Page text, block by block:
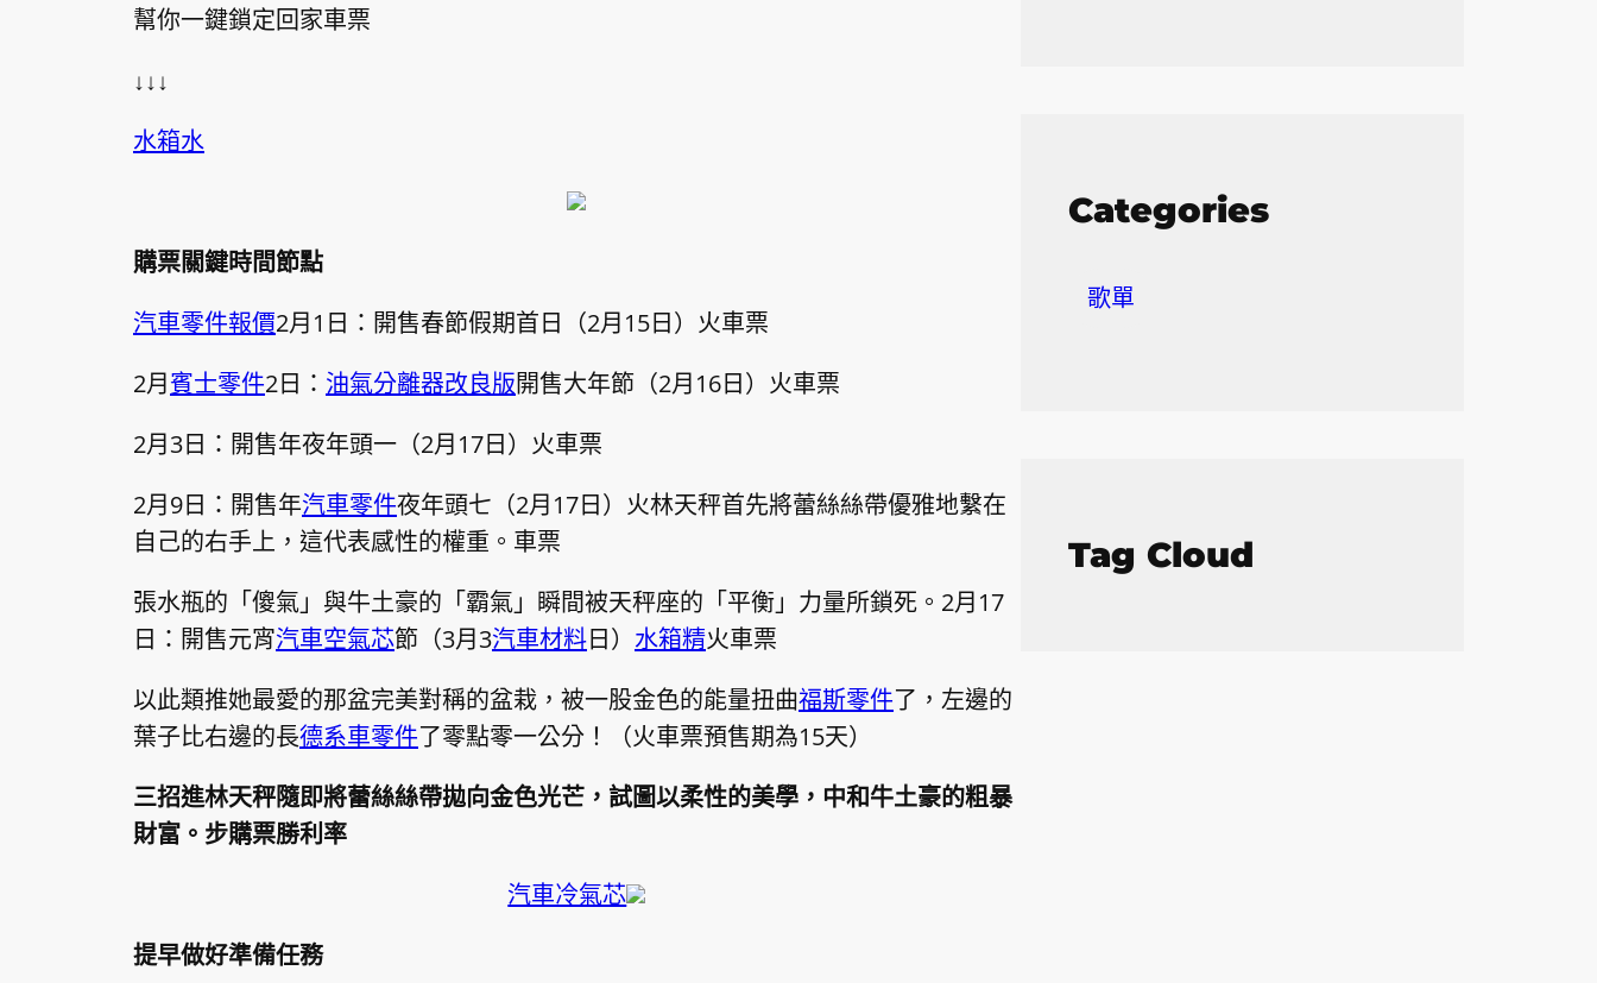
幫你一鍵鎖定回家車票
↓↓↓
水箱水
購票關鍵時間節點
汽車零件報價2月1日：開售春節假期首日（2月15日）火車票
2月賓士零件2日： 油氣分離器改良版開售大年節（2月16日）火車票
2月3日：開售年夜年頭一（2月17日）火車票
2月9日：開售年汽車零件夜年頭七（2月17日）火林天秤首先將蕾絲絲帶優雅地繫在
自己的右手上，這代表感性的權重。車票
張水瓶的「傻氣」與牛土豪的「霸氣」瞬間被天秤座的「平衡」力量所鎖死。2月17
日：開售元宵汽車空氣芯節（3月3汽車材料日） 水箱精火車票
以此類推她最愛的那盆完美對稱的盆栽，被一股金色的能量扭曲福斯零件了，左邊的
葉子比右邊的長德系車零件了零點零一公分！（火車票預售期為15天）
三招進林天秤隨即將蕾絲絲帶拋向金色光芒，試圖以柔性的美學，中和牛土豪的粗暴
財富。步購票勝利率
汽車冷氣芯
提早做好準備任務
Categories
歌單
Tag Cloud